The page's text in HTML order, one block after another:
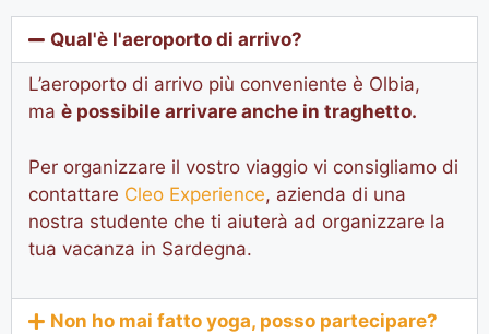
Qual'è l'aeroporto di arrivo?
L’aeroporto di arrivo più conveniente è Olbia,
ma è possibile arrivare anche in traghetto.
Per organizzare il vostro viaggio vi consigliamo di
contattare Cleo Experience, azienda di una
nostra studente che ti aiuterà ad organizzare la
tua vacanza in Sardegna.
Non ho mai fatto yoga, posso partecipare?